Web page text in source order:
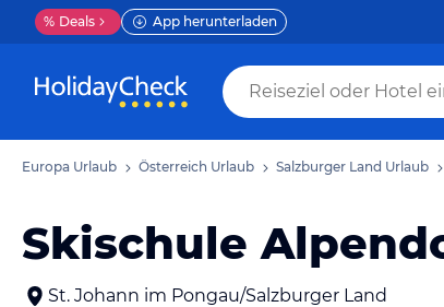
% Deals App herunterladen
Europa Urlaub Österreich Urlaub Salzburger Land Urlaub
Skischule
St. Johann im Pongau/Salzburger Land